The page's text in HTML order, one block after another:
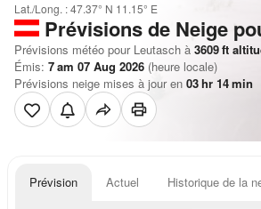
Lat./Long. :47.37° N 11.15° E
Prévisions de Neige
Prévisions météo pour Leutasch à 3609ft
Émis: 7 am 07 Aug 2026 (heure locale)
Prévisions neige mises à jour en 03hr 14min
Prévision Actuel Historique de la